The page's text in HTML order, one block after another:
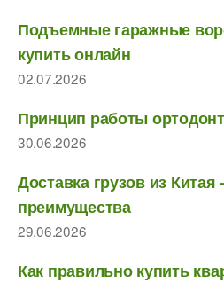
Подъемные гаражные
купить онлайн
02.07.2026
Принцип работы
30.06.2026
Доставка грузов из
преимущества
29.06.2026
Как правильно купить